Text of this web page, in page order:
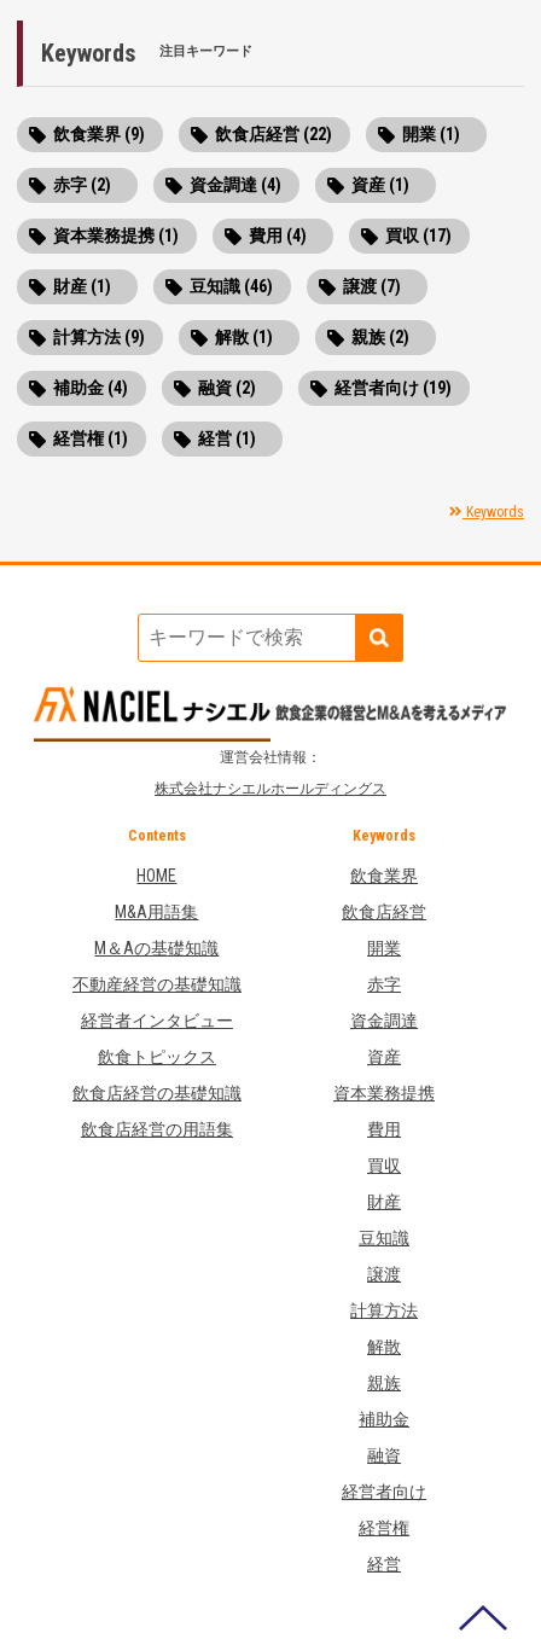
Keywords 注目キーワード
飲食業界 (9) 飲食店経営 (22) 開業 (1)
赤字 (2) 資金調達 (4) 資産 (1)
資本業務提携 (1) 費用 (4) 買収 (17)
財産 (1) 豆知識 (46) 譲渡 (7)
計算方法 (9) 解散 (1) 親族 (2)
補助金 (4) 融資 (2) 経営者向け (19)
経営権 (1) 経営 (1)
Keywords
運営会社情報：
株式会社ナシエルホールディングス
Contents
HOME
M&A用語集
M＆Aの基礎知識
不動産経営の基礎知識
経営者インタビュー
飲食トピックス
飲食店経営の基礎知識
飲食店経営の用語集
Keywords
飲食業界
飲食店経営
開業
赤字
資金調達
資産
資本業務提携
費用
買収
財産
豆知識
譲渡
計算方法
解散
親族
補助金
融資
経営者向け
経営権
経営